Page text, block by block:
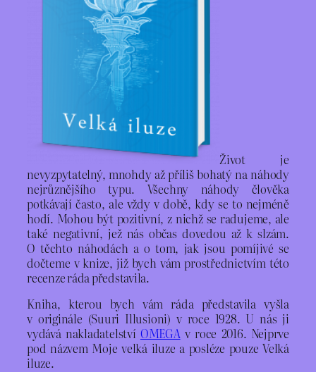
Život je
nevyzpytatelný, mnohdy až příliš bohatý na náhody
nejrůznějšího typu. Všechny náhody člověka
potkávají často, ale vždy v době, kdy se to nejméně
hodí. Mohou být pozitivní, z nichž se radujeme, ale
také negativní, jež nás občas dovedou až k slzám.
O těchto náhodách a o tom, jak jsou pomíjivé se
dočteme v knize, již bych vám prostřednictvím této
recenze ráda představila.
Kniha, kterou bych vám ráda představila vyšla
v originále (Suuri Illusioni) v roce 1928. U nás ji
vydává nakladatelství OMEGAv roce 2016. Nejprve
pod názvem Moje velká iluze a posléze pouze Velká
iluze.